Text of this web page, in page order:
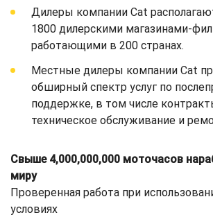
Дилеры компании Cat
1800 дилерскими магазинами-
работающими в 200 странах.
Местные дилеры компании Cat
обширный спектр услуг по
поддержке, в том числе
техническое обслуживание и
Свыше 4,000,000,000 моточасов
миру
Проверенная работа при
условиях